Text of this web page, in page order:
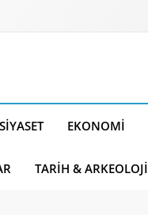
SIYASET EKONOMI
TARIH & ARKEOLOJI